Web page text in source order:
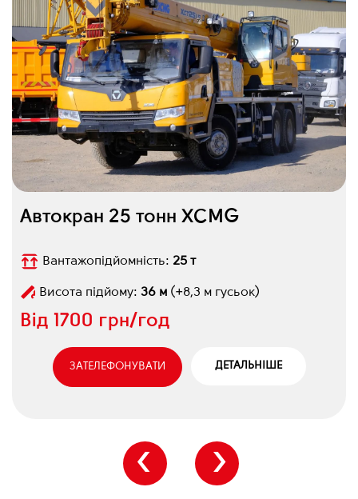
Автокран 25 тонн XCMG
Вантажопідйомність: 25 т
Висота підйому: 36 м (+8,3 м гусьок)
Від 1700 грн/год
ЗАТЕЛЕФОНУВАТИ ДЕТАЛЬНІШЕ
‹ ›